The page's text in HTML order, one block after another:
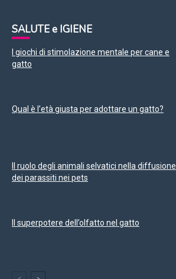
SALUTE e IGIENE
I giochi di stimolazione mentale per cane e
gatto
Qual è l’età giusta per adottare un gatto?
Il ruolo degli animali selvatici nella diffusione
dei parassiti nei pets
Il superpotere dell’olfatto nel gatto